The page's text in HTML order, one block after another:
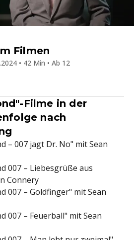
Filmen
• 42 Min • Ab 12
Filme in der
nach
– 007 jagt Dr. No" mit Sean
007 – Liebesgrüße aus
Connery
007 – Goldfinger" mit Sean
007 – Feuerball" mit Sean